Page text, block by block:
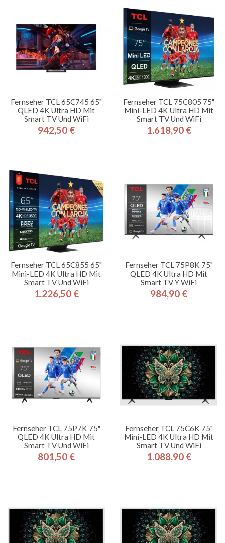
Fernseher TCL 65C745 65"
QLED 4K Ultra HD Mit
Smart TV Und WiFi
Preis
942,50 €
Fernseher TCL 75C805 75"
Mini-LED 4K Ultra HD Mit
Smart TV Und WiFi
Preis
1.618,90 €
Fernseher TCL 65C855 65"
Mini-LED 4K Ultra HD Mit
Smart TV Und WiFi
Preis
1.226,50 €
Fernseher TCL 75P8K 75"
QLED 4K Ultra HD Mit
Smart TV Y WiFi
Preis
984,90 €
Fernseher TCL 75P7K 75"
QLED 4K Ultra HD Mit
Smart TV Und WiFi
Preis
801,50 €
Fernseher TCL 75C6K 75"
Mini-LED 4K Ultra HD Mit
Smart TV Und WiFi
Preis
1.088,90 €